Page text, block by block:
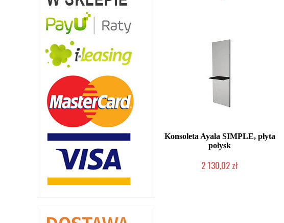
Konsoleta Ayala SIMPLE, płyta
połysk
2 130,02 zł